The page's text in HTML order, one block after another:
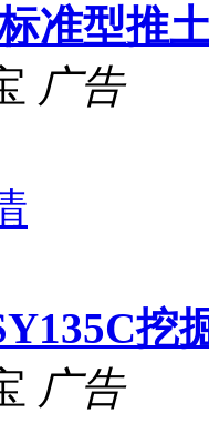
准型推
广告
挖
广告